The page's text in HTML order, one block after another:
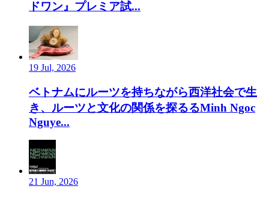
ドワン』プレミア試...
19 Jul, 2026
ベトナムにルーツを持ちながら西洋社会で生
き、ルーツと文化の関係を探るるMinh Ngoc
Nguye...
21 Jun, 2026